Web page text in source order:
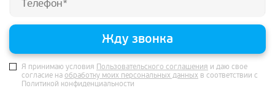
Жду звонка
Я принимаю условия Пользовательского соглашения и даю свое
согласие на обработку моих персональных данных в соответствии с
Политикой конфиденциальности